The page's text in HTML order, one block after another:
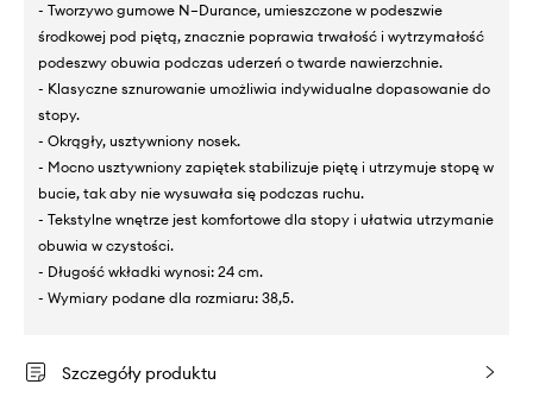
- Tworzywo gumowe N–Durance, umieszczone w podeszwie
środkowej pod piętą, znacznie poprawia trwałość i wytrzymałość
podeszwy obuwia podczas uderzeń o twarde nawierzchnie.
- Klasyczne sznurowanie umożliwia indywidualne dopasowanie do
stopy.
- Okrągły, usztywniony nosek.
- Mocno usztywniony zapiętek stabilizuje piętę i utrzymuje stopę w
bucie, tak aby nie wysuwała się podczas ruchu.
- Tekstylne wnętrze jest komfortowe dla stopy i ułatwia utrzymanie
obuwia w czystości.
- Długość wkładki wynosi: 24 cm.
- Wymiary podane dla rozmiaru: 38,5.
Szczegóły produktu